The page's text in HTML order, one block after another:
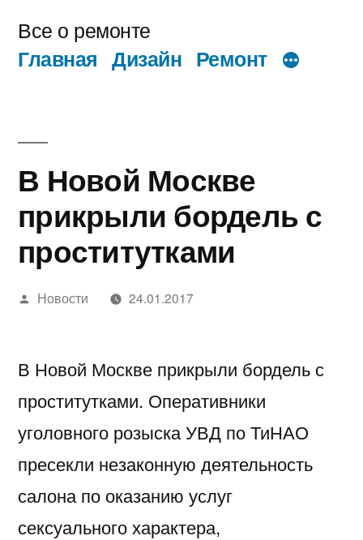
содержимому
Все о ремонте
Главная Дизайн Ремонт
В Новой Москве
прикрыли бордель с
проститутками
Написано
Новости 24.01.2017
В Новой Москве прикрыли бордель с
проститутками. Оперативники
уголовного розыска УВД по ТиНАО
пресекли незаконную деятельность
салона по оказанию услуг
сексуального характера,